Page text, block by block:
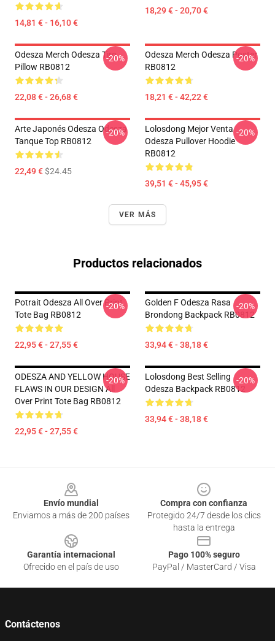
14,81 € - 16,10 €
18,29 € - 20,70 €
Odesza Merch Odesza Tiro
Pillow RB0812
22,08 € - 26,68 €
-20%
Odesza Merch Odesza Poster
RB0812
18,21 € - 42,22 €
-20%
Arte Japonés Odesza Odesza
Tanque Top RB0812
22,49 €$24.45
-20%
Lolosdong Mejor Venta
Odesza Pullover Hoodie
RB0812
39,51 € - 45,95 €
-20%
VER MÁS
Productos relacionados
Potrait Odesza All Over Print
Tote Bag RB0812
22,95 € - 27,55 €
-20%
Golden F Odesza Rasa
Brondong Backpack RB0812
33,94 € - 38,18 €
-20%
ODESZA AND YELLOW HOUSE
FLAWS IN OUR DESIGN All
Over Print Tote Bag RB0812
22,95 € - 27,55 €
-20%
Lolosdong Best Selling
Odesza Backpack RB0812
33,94 € - 38,18 €
-20%
Envío mundial
Enviamos a más de 200 países
Compra con confianza
Protegido 24/7 desde los clics
hasta la entrega
Garantía internacional
Ofrecido en el país de uso
Pago 100% seguro
PayPal / MasterCard / Visa
Contáctenos